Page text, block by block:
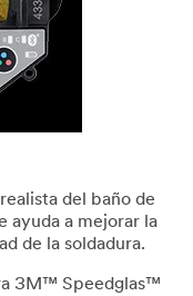
del baño de
ayuda a mejorar la
de la soldadura.
3M™ Speedglas™